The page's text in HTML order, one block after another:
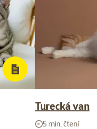
Turecká van
5 min. čtení